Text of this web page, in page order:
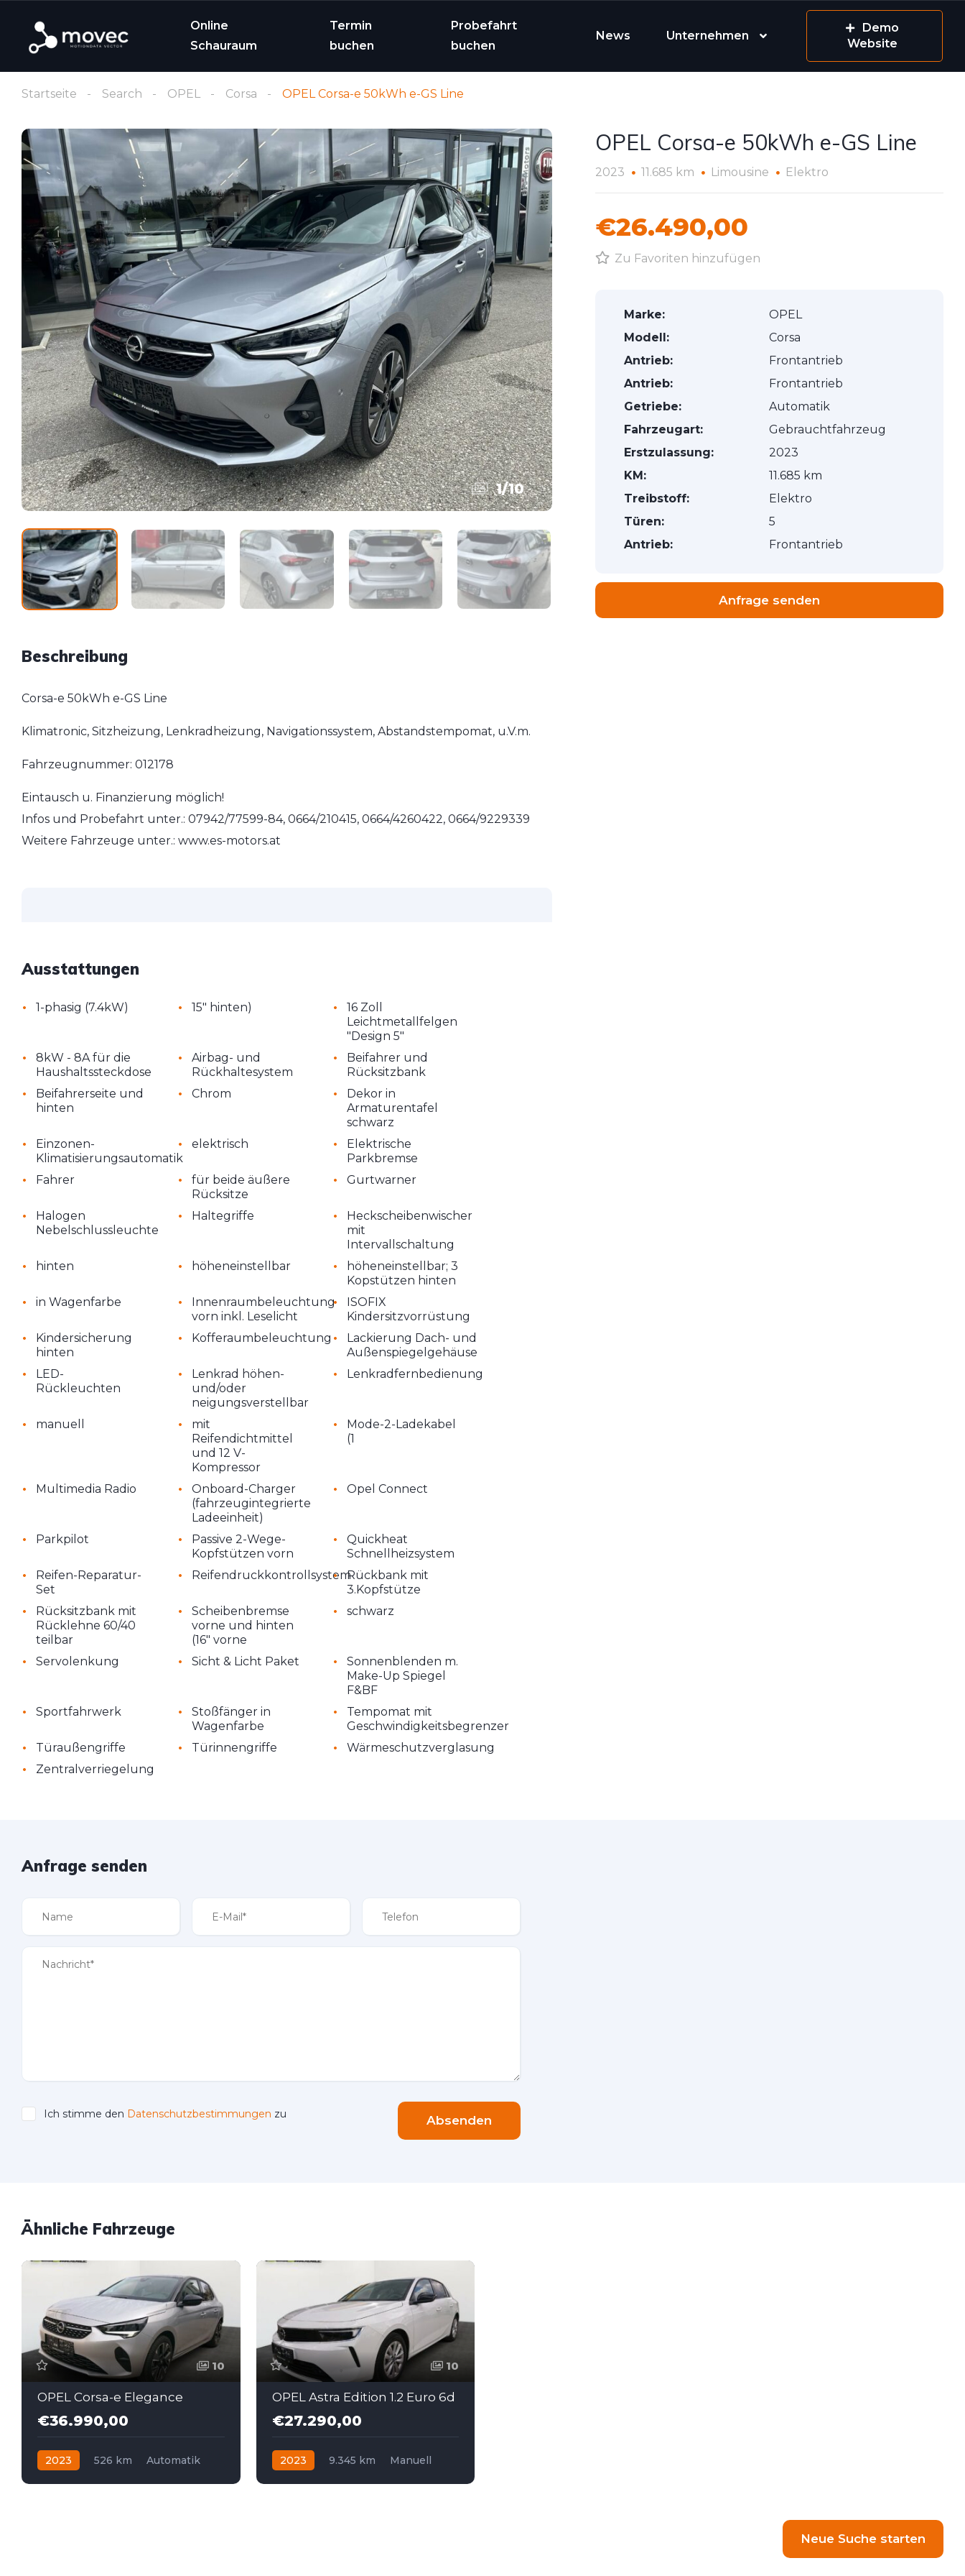
Online
Schauraum
Termin
buchen
Probefahrt
buchen
News Unternehmen
Demo
Website
Startseite Search OPEL Corsa OPEL Corsa-e 50kWh e-GS Line
1/10
Beschreibung
Corsa-e 50kWh e-GS Line
Klimatronic, Sitzheizung, Lenkradheizung, Navigationssystem, Abstandstempomat, u.V.m.
Fahrzeugnummer: 012178
Eintausch u. Finanzierung möglich!
Infos und Probefahrt unter.: 07942/77599-84, 0664/210415, 0664/4260422, 0664/9229339
Weitere Fahrzeuge unter.: www.es-motors.at
Ausstattungen
• 1-phasig (7.4kW) • 15" hinten) •
16 Zoll
Leichtmetallfelgen
"Design 5"
•
8kW - 8A für die
Haushaltssteckdose
•
Airbag- und
Rückhaltesystem
•
Beifahrer und
Rücksitzbank
•
Beifahrerseite und
hinten
• Chrom •
Dekor in
Armaturentafel
schwarz
•
Einzonen-
Klimatisierungsautomatik
• elektrisch •
Elektrische
Parkbremse
• Fahrer •
für beide äußere
Rücksitze
• Gurtwarner
•
Halogen
Nebelschlussleuchte
• Haltegriffe •
Heckscheibenwischer
mit
Intervallschaltung
• hinten • höheneinstellbar •
höheneinstellbar; 3
Kopstützen hinten
• in Wagenfarbe •
Innenraumbeleuchtung
vorn inkl. Leselicht
•
ISOFIX
Kindersitzvorrüstung
•
Kindersicherung
hinten
• Kofferaumbeleuchtung •
Lackierung Dach- und
Außenspiegelgehäuse
•
LED-
Rückleuchten
•
Lenkrad höhen-
und/oder
neigungsverstellbar
• Lenkradfernbedienung
• manuell •
mit
Reifendichtmittel
und 12 V-
Kompressor
•
Mode-2-Ladekabel
(1
• Multimedia Radio •
Onboard-Charger
(fahrzeugintegrierte
Ladeeinheit)
• Opel Connect
• Parkpilot •
Passive 2-Wege-
Kopfstützen vorn
•
Quickheat
Schnellheizsystem
•
Reifen-Reparatur-
Set
• Reifendruckkontrollsystem
•
Rückbank mit
3.Kopfstütze
•
Rücksitzbank mit
Rücklehne 60/40
teilbar
•
Scheibenbremse
vorne und hinten
(16" vorne
• schwarz
• Servolenkung • Sicht & Licht Paket •
Sonnenblenden m.
Make-Up Spiegel
F&BF
• Sportfahrwerk •
Stoßfänger in
Wagenfarbe
•
Tempomat mit
Geschwindigkeitsbegrenzer
• Türaußengriffe • Türinnengriffe • Wärmeschutzverglasung
• Zentralverriegelung
OPEL Corsa-e 50kWh e-GS Line
2023 11.685 km Limousine Elektro
€26.490,00
Zu Favoriten hinzufügen
Marke:
OPEL
Modell:
Corsa
Antrieb:
Frontantrieb
Antrieb:
Frontantrieb
Getriebe:
Automatik
Fahrzeugart:
Gebrauchtfahrzeug
Erstzulassung:
2023
KM:
11.685 km
Treibstoff:
Elektro
Türen:
5
Antrieb:
Frontantrieb
Anfrage senden
Anfrage senden
Ich stimme den Datenschutzbestimmungen zu Absenden
Ähnliche Fahrzeuge
10
OPEL Corsa-e Elegance
€36.990,00
2023 526 km
Automatik
10
OPEL Astra Edition 1.2 Euro 6d
€27.290,00
2023 9.345 km
Manuell
Neue Suche starten